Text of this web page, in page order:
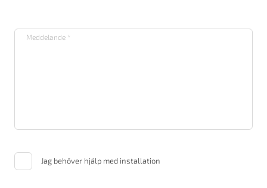
Jag behöver hjälp med installation